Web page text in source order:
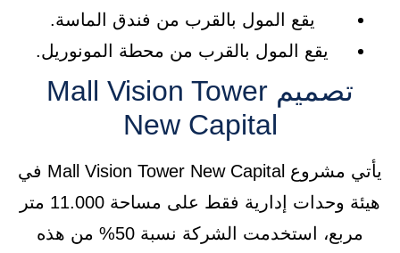
يقع المول بالقرب من فندق الماسة.
يقع المول بالقرب من محطة المونوريل.
تصميم Mall Vision Tower
New Capital
يأتي مشروع Mall Vision Tower New Capital في
هيئة وحدات إدارية فقط على مساحة 11.000 متر
مربع، استخدمت الشركة نسبة 50% من هذه